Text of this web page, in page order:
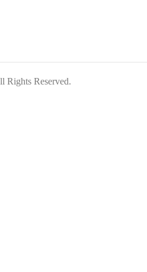
Reserved.